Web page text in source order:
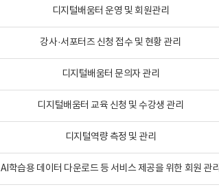
디지털배움터 운영 및 회원관리
강사·서포터즈 신청 접수 및 현황 관리
디지털배움터 문의자 관리
디지털배움터 교육 신청 및 수강생 관리
디지털역량 측정 및 관리
AI학습용 데이터 다운로드 등 서비스 제공을 위한 회원 관리